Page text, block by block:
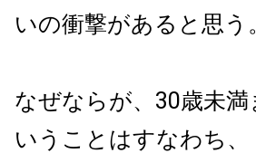
いの衝撃があると思う
なぜならが、30歳未
いうことはすなわち